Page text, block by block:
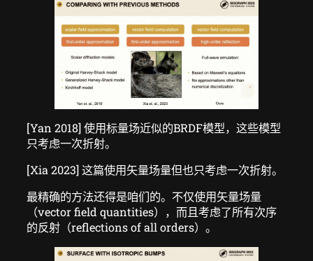
[Yan 2018] 使用标量场近似的BRDF模型，这些模型
只考虑一次折射。
[Xia 2023] 这篇使用矢量场量但也只考虑一次折射。
最精确的方法还得是咱们的。不仅使用矢量场量
（vector field quantities），而且考虑了所有次序
的反射（reflections of all orders）。